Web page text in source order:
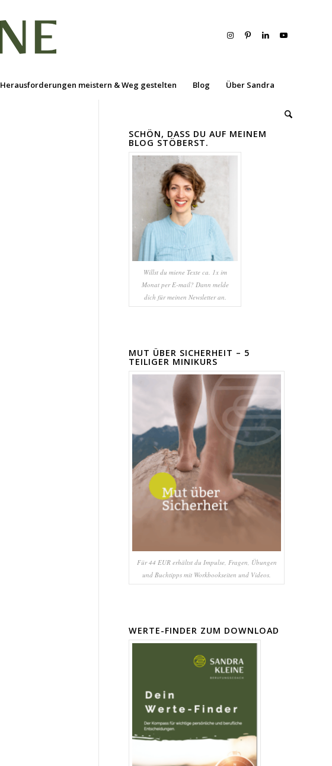
Herausforderungen meistern & Weg gestelten Blog Über Sandra
SCHÖN, DASS DU AUF MEINEM
BLOG STÖBERST.
Willst du miene Texte ca. 1x im
Monat per E-mail? Dann melde
dich für meinen Newsletter an.
MUT ÜBER SICHERHEIT – 5
TEILIGER MINIKURS
Für 44 EUR erhältst du Impulse, Fragen, Übungen
und Buchtipps mit Workbookseiten und Videos.
WERTE-FINDER ZUM DOWNLOAD